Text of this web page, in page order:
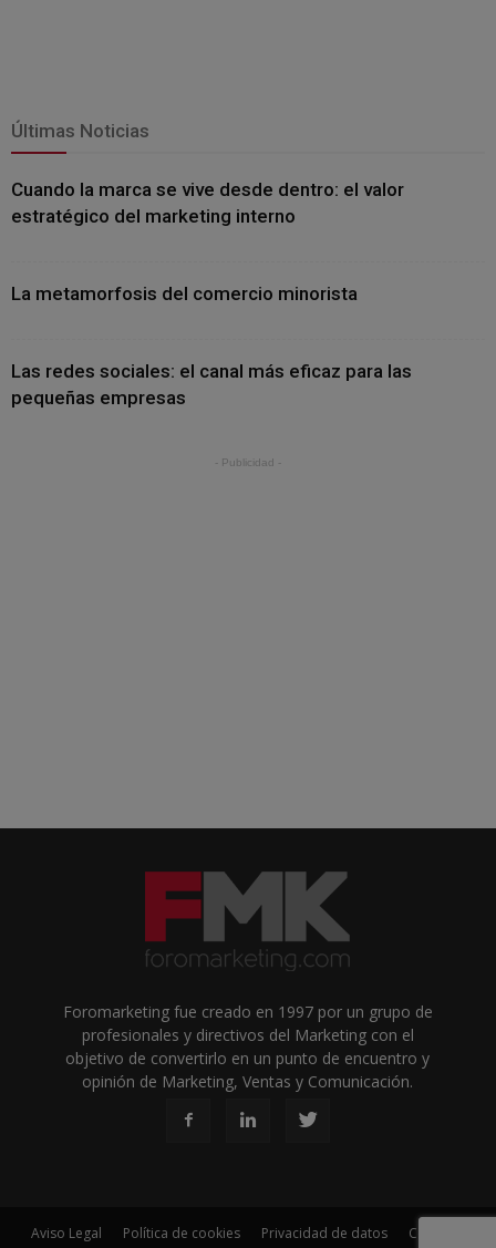
Últimas Noticias
Cuando la marca se vive desde dentro: el valor
estratégico del marketing interno
La metamorfosis del comercio minorista
Las redes sociales: el canal más eficaz para las
pequeñas empresas
- Publicidad -
Foromarketing fue creado en 1997 por un grupo de
profesionales y directivos del Marketing con el
objetivo de convertirlo en un punto de encuentro y
opinión de Marketing, Ventas y Comunicación.
Aviso Legal Política de cookies Privacidad de datos Contacto